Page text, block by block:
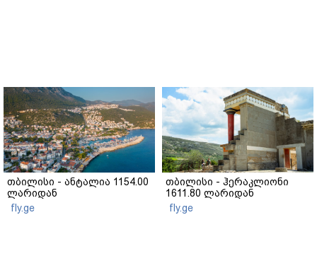
თბილისი - ანტალია 1154.00
ლარიდან
fly.ge
თბილისი - ჰერაკლიონი
1611.80 ლარიდან
fly.ge